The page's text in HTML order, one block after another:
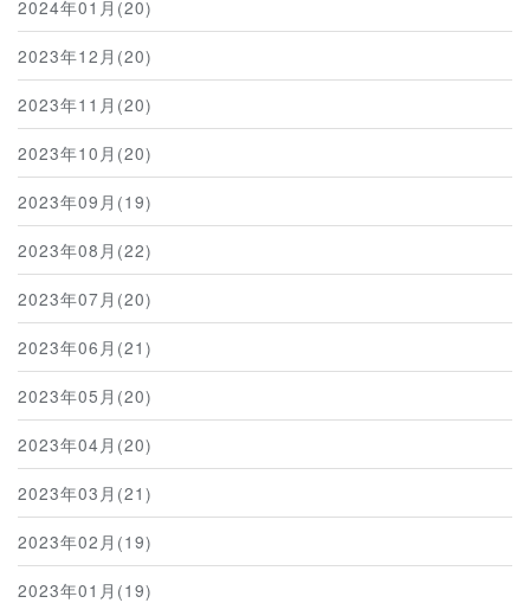
2024年01月(20)
2023年12月(20)
2023年11月(20)
2023年10月(20)
2023年09月(19)
2023年08月(22)
2023年07月(20)
2023年06月(21)
2023年05月(20)
2023年04月(20)
2023年03月(21)
2023年02月(19)
2023年01月(19)